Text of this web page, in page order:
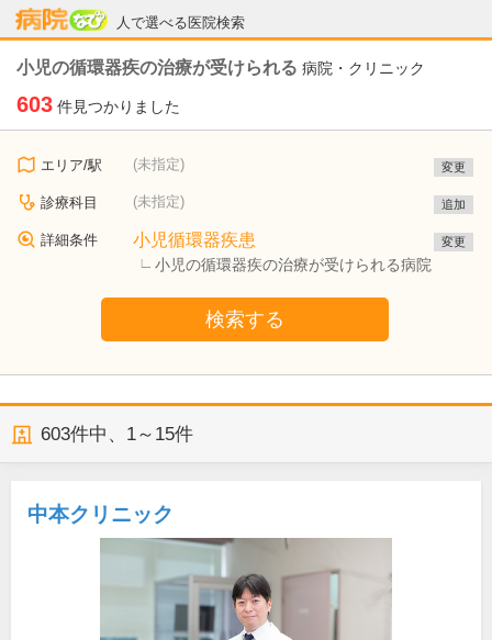
人で選べる医院検索
病院なび
小児の循環器疾の治療が受けられる 病院・クリニック
603 件見つかりました
エリア/駅 (未指定) 変更
診療科目 (未指定) 追加
詳細条件 小児循環器疾患
小児の循環器疾の治療が受けられる病院
変更
検索する
603件中、 1～15件
中本クリニック